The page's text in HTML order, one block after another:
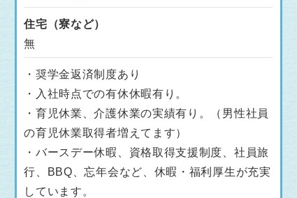
住宅（寮など）
無
・奨学金返済制度あり
・入社時点での有休休暇有り。
・育児休業、介護休業の実績有り。（男性社員
の育児休業取得者増えてます）
・バースデー休暇、資格取得支援制度、社員旅
行、BBQ、忘年会など、休暇・福利厚生が充実
しています。